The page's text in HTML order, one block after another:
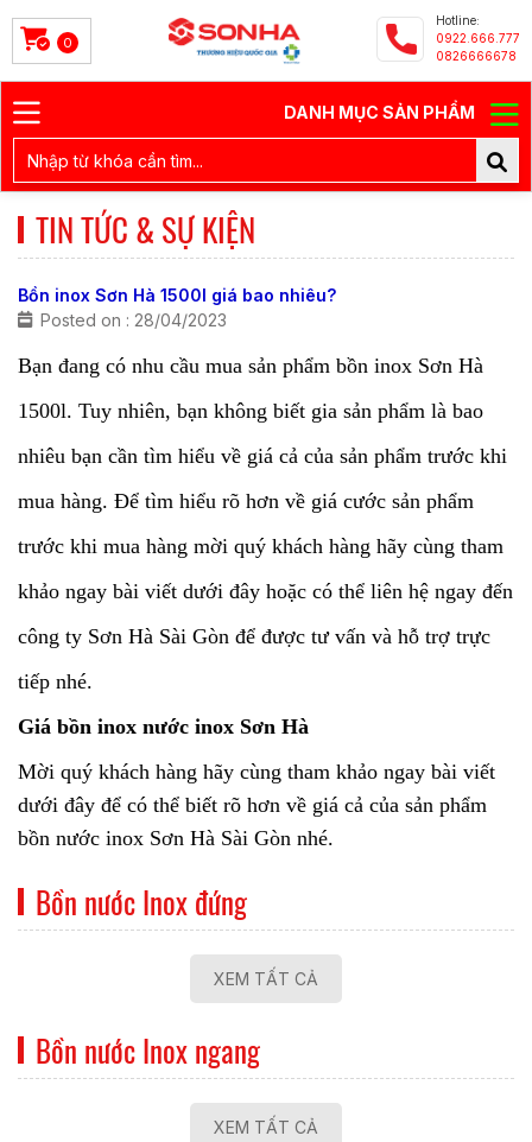
0
Hotline:
0922.666.777
0826666678
DANH MỤC SẢN PHẨM
TIN TỨC & SỰ KIỆN
Bồn inox Sơn Hà 1500l giá bao nhiêu?
Posted on : 28/04/2023
Bạn đang có nhu cầu mua sản phẩm bồn inox Sơn Hà
1500l. Tuy nhiên, bạn không biết gia sản phẩm là bao
nhiêu bạn cần tìm hiểu về giá cả của sản phẩm trước khi
mua hàng. Để tìm hiểu rõ hơn về giá cước sản phẩm
trước khi mua hàng mời quý khách hàng hãy cùng tham
khảo ngay bài viết dưới đây hoặc có thể liên hệ ngay đến
công ty Sơn Hà Sài Gòn để được tư vấn và hỗ trợ trực
tiếp nhé.
Giá bồn inox nước inox Sơn Hà
Mời quý khách hàng hãy cùng tham khảo ngay bài viết
dưới đây để có thể biết rõ hơn về giá cả của sản phẩm
bồn nước inox Sơn Hà Sài Gòn nhé.
Bồn nước Inox đứng
XEM TẤT CẢ
Bồn nước Inox ngang
XEM TẤT CẢ